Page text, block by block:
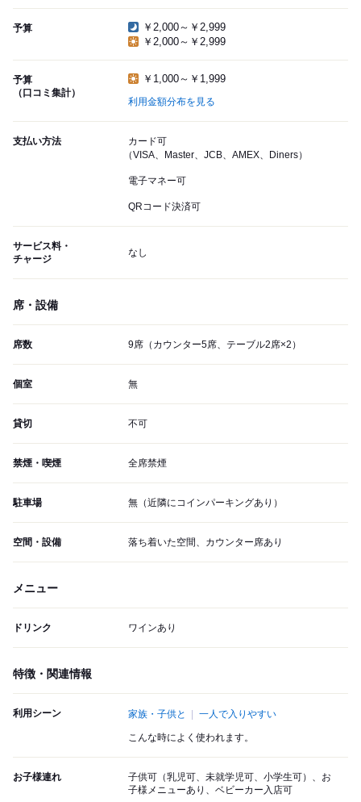
予算
￥2,000～￥2,999
￥2,000～￥2,999
予算
（口コミ集計）
￥1,000～￥1,999
利用金額分布を見る
支払い方法
カード可
（VISA、Master、JCB、AMEX、Diners）
電子マネー可
QRコード決済可
サービス料・
チャージ
なし
席・設備
席数 9席（カウンター5席、テーブル2席×2）
個室 無
貸切 不可
禁煙・喫煙 全席禁煙
駐車場 無（近隣にコインパーキングあり）
空間・設備 落ち着いた空間、カウンター席あり
メニュー
ドリンク ワインあり
特徴・関連情報
利用シーン 家族・子供と 一人で入りやすい
こんな時によく使われます。
お子様連れ
子供可（乳児可、未就学児可、小学生可）、お
子様メニューあり、ベビーカー入店可